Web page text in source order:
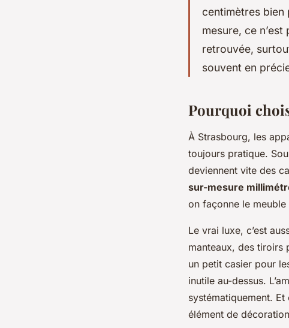
centimètres bien
mesure, ce
retrouvée,
souvent en
Pourquoi
À Strasbourg, les
toujours pratique.
deviennent vite des
sur-mesure
on façonne le meuble
Le vrai luxe, c’est
manteaux, des tiroirs
un petit casier pour
inutile au-dessus.
systématiquement.
élément de